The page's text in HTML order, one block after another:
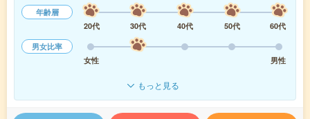
年齢層
20代
30代 40代 50代
60代
男女比率
女性
男性
もっと見る